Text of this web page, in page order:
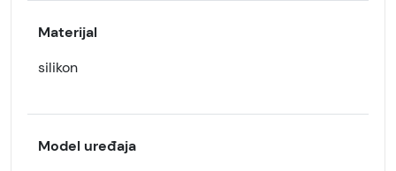
Materijal
silikon
Model uređaja